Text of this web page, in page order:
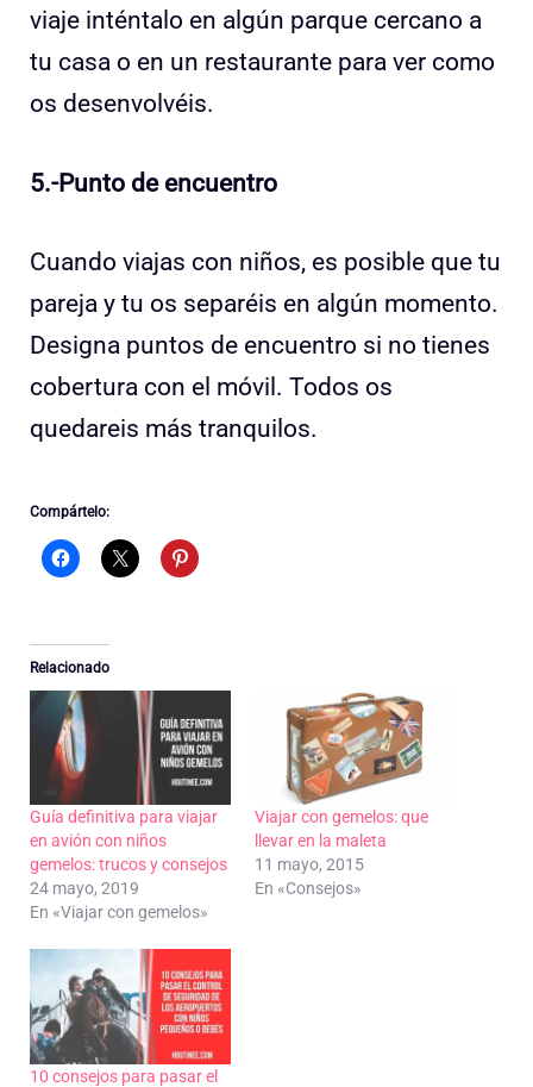
viaje inténtalo en algún parque cercano a
tu casa o en un restaurante para ver como
os desenvolvéis.
5.-Punto de encuentro
Cuando viajas con niños, es posible que tu
pareja y tu os separéis en algún momento.
Designa puntos de encuentro si no tienes
cobertura con el móvil. Todos os
quedareis más tranquilos.
Compártelo:
Relacionado
Guía definitiva para viajar
en avión con niños
gemelos: trucos y consejos
24 mayo, 2019
En «Viajar con gemelos»
Viajar con gemelos: que
llevar en la maleta
11 mayo, 2015
En «Consejos»
10 consejos para pasar el